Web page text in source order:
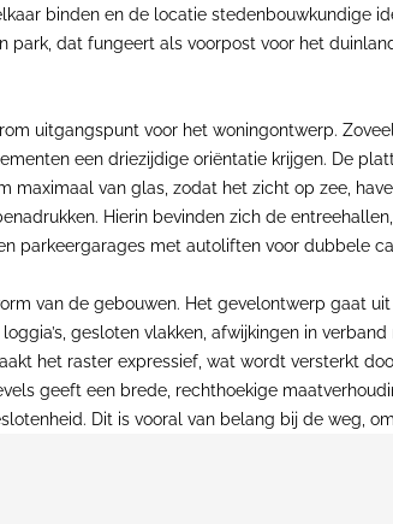
binden en de locatie stedenbouwkundige
dat fungeert als voorpost voor het
uitgangspunt voor het woningontwerp.
een driezijdige oriëntatie krijgen. De
maximaal van glas, zodat het zicht op zee,
Hierin bevinden zich de
parkeergarages met autoliften voor dubbele
van de gebouwen. Het gevelontwerp gaat
gesloten vlakken, afwijkingen in
het raster expressief, wat wordt versterkt
geeft een brede, rechthoekige
Dit is vooral van belang bij de weg,